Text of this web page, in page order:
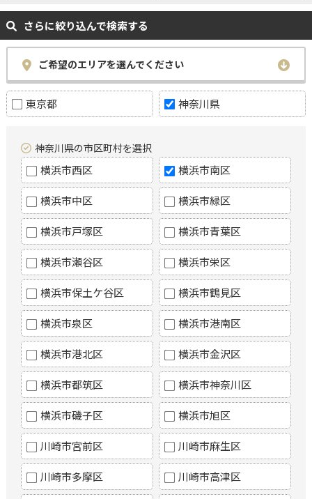
さらに絞り込んで検索する
ご希望のエリアを選んでください
東京都 神奈川県
神奈川県の市区町村を選択
横浜市西区 横浜市南区
横浜市中区 横浜市緑区
横浜市戸塚区 横浜市青葉区
横浜市瀬谷区 横浜市栄区
横浜市保土ケ谷区 横浜市鶴見区
横浜市泉区 横浜市港南区
横浜市港北区 横浜市金沢区
横浜市都筑区 横浜市神奈川区
横浜市磯子区 横浜市旭区
川崎市宮前区 川崎市麻生区
川崎市多摩区 川崎市高津区